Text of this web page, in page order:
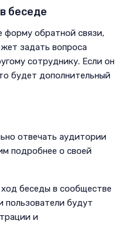
беседе
форму обратной связи,
задать вопроса
сотруднику. Если он
будет дополнительный
отвечать аудитории
подробнее о своей
беседы в сообществе
пользователи будут
и